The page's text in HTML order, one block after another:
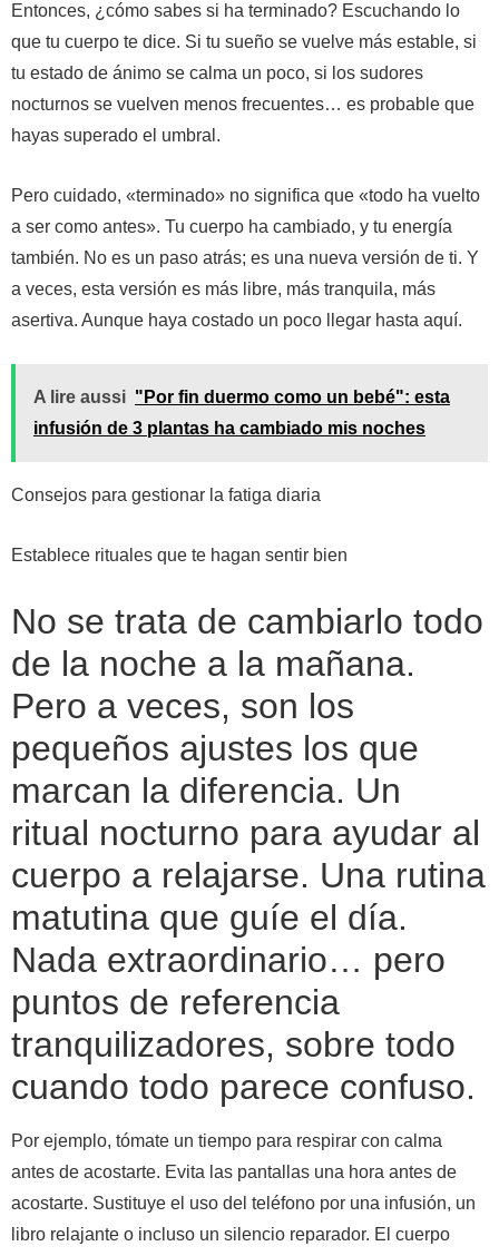
Entonces, ¿cómo sabes si ha terminado? Escuchando lo
que tu cuerpo te dice. Si tu sueño se vuelve más estable, si
tu estado de ánimo se calma un poco, si los sudores
nocturnos se vuelven menos frecuentes… es probable que
hayas superado el umbral.
Pero cuidado, «terminado» no significa que «todo ha vuelto
a ser como antes». Tu cuerpo ha cambiado, y tu energía
también. No es un paso atrás; es una nueva versión de ti. Y
a veces, esta versión es más libre, más tranquila, más
asertiva. Aunque haya costado un poco llegar hasta aquí.
A lire aussi "Por fin duermo como un bebé": esta
infusión de 3 plantas ha cambiado mis noches
Consejos para gestionar la fatiga diaria
Establece rituales que te hagan sentir bien
No se trata de cambiarlo todo
de la noche a la mañana.
Pero a veces, son los
pequeños ajustes los que
marcan la diferencia. Un
ritual nocturno para ayudar al
cuerpo a relajarse. Una rutina
matutina que guíe el día.
Nada extraordinario… pero
puntos de referencia
tranquilizadores, sobre todo
cuando todo parece confuso.
Por ejemplo, tómate un tiempo para respirar con calma
antes de acostarte. Evita las pantallas una hora antes de
acostarte. Sustituye el uso del teléfono por una infusión, un
libro relajante o incluso un silencio reparador. El cuerpo